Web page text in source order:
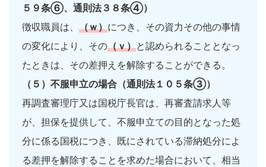
５９条⑥、通則法３８条④）
徴収職員は、（ｗ）につき、その資力その他の事情
の変化により、その（ｖ）と認められることとなっ
たときは、その差押えを解除することができる。
（５）不服申立の場合（通則法１０５条③）
再調査審理庁又は国税庁長官は、再審査請求人等
が、担保を提供して、不服申立ての目的となった処
分に係る国税につき、既にされている滞納処分によ
る差押を解除することを求めた場合において、相当